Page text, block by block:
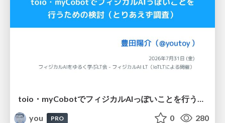
you
PRO 0 280